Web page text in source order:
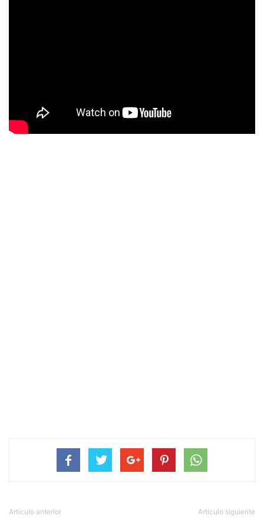
Artículo anterior Artículo siguiente